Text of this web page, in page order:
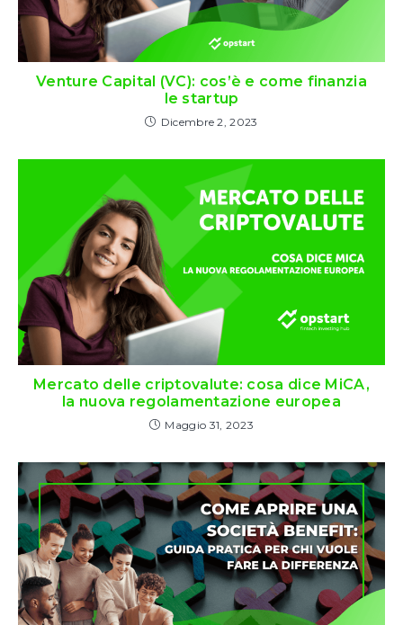
Venture Capital (VC): cos’è e come finanzia
le startup
Dicembre 2, 2023
Mercato delle criptovalute: cosa dice MiCA,
la nuova regolamentazione europea
Maggio 31, 2023